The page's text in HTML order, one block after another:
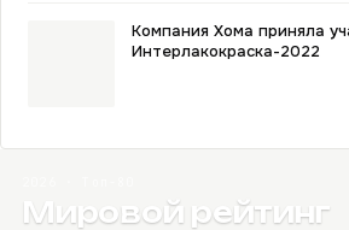
Компания Хома приняла
Интерлакокраска-2022
Мировой рейтинг